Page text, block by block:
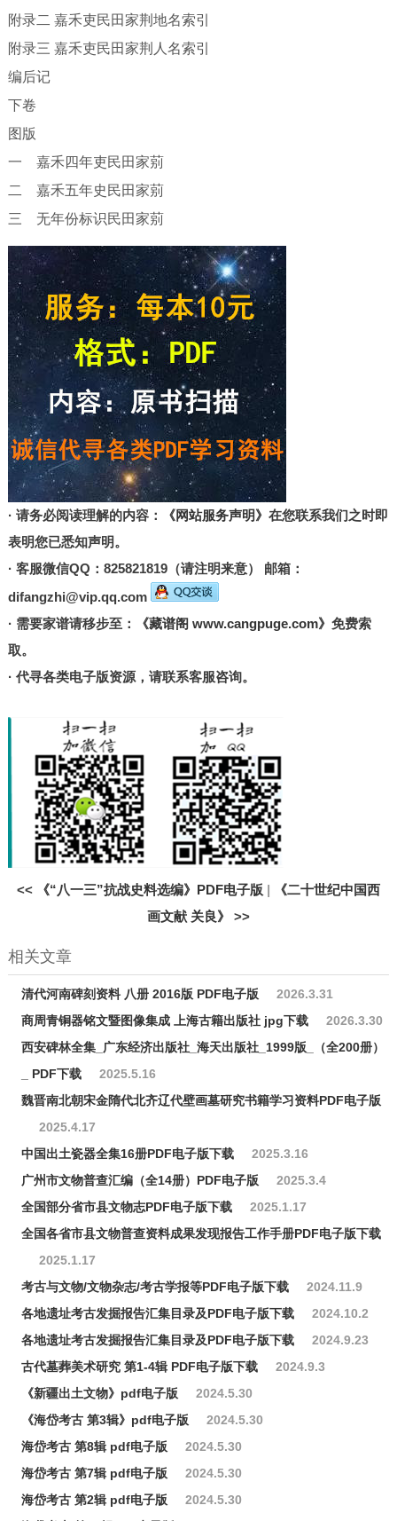
附录二 嘉禾吏民田家荆地名索引
附录三 嘉禾吏民田家荆人名索引
编后记
下卷
图版
一 嘉禾四年吏民田家莂
二 嘉禾五年史民田家莂
三 无年份标识民田家莂
· 请务必阅读理解的内容： 《网站服务声明》 在您联系我们之时即
表明您已悉知声明。
· 客服微信QQ：825821819（请注明来意） 邮箱：
difangzhi@vip.qq.com
· 需要家谱请移步至：
《藏谱阁 www.cangpuge.com》 免费索
取。
· 代寻各类电子版资源，请联系客服咨询。
<< 《“八一三”抗战史料选编》PDF电子版 |
《二十世纪中国西
画文献 关良》
>>
相关文章
清代河南碑刻资料 八册 2016版 PDF电子版
2026.3.31
商周青铜器铭文暨图像集成 上海古籍出版社 jpg下载
2026.3.30
西安碑林全集_广东经济出版社_海天出版社_1999版_（全200册）
_ PDF下载
2025.5.16
魏晋南北朝宋金隋代北齐辽代壁画墓研究书籍学习资料PDF电子版
2025.4.17
中国出土瓷器全集16册PDF电子版下载
2025.3.16
广州市文物普查汇编（全14册）PDF电子版
2025.3.4
全国部分省市县文物志PDF电子版下载
2025.1.17
全国各省市县文物普查资料成果发现报告工作手册PDF电子版下载
2025.1.17
考古与文物/文物杂志/考古学报等PDF电子版下载
2024.11.9
各地遗址考古发掘报告汇集目录及PDF电子版下载
2024.10.2
各地遗址考古发掘报告汇集目录及PDF电子版下载
2024.9.23
古代墓葬美术研究 第1-4辑 PDF电子版下载
2024.9.3
《新疆出土文物》pdf电子版
2024.5.30
《海岱考古 第3辑》pdf电子版
2024.5.30
海岱考古 第8辑 pdf电子版
2024.5.30
海岱考古 第7辑 pdf电子版
2024.5.30
海岱考古 第2辑 pdf电子版
2024.5.30